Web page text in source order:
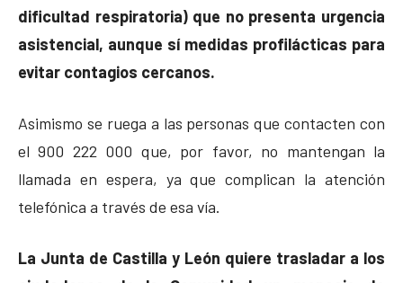
dificultad respiratoria) que no presenta urgencia
asistencial, aunque sí medidas profilácticas para
evitar contagios cercanos.
Asimismo se ruega a las personas que contacten con
el 900 222 000 que, por favor, no mantengan la
llamada en espera, ya que complican la atención
telefónica a través de esa vía.
La Junta de Castilla y León quiere trasladar a los